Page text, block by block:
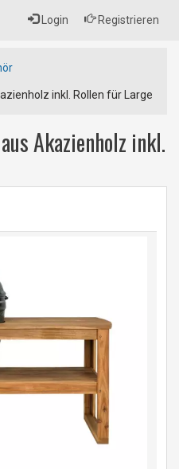
Login Registrieren
inkl. Rollen für Large
Akazienholz inkl.